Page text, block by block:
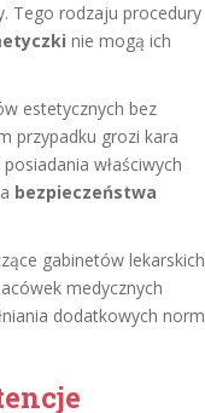
Tego rodzaju procedury
nie mogą ich
estetycznych bez
przypadku grozi kara
właściwych
bezpieczeństwa
gabinetów lekarskich
medycznych
dodatkowych norm